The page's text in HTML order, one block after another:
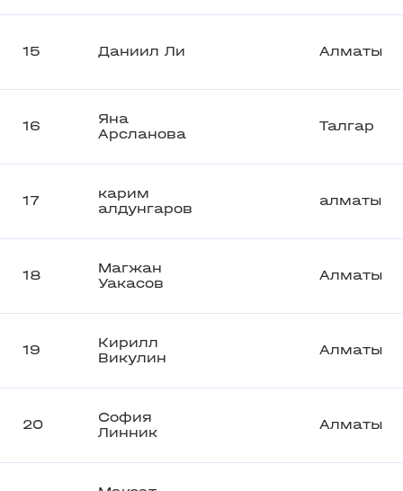
15 Даниил Ли Алматы
16
Яна
Арсланова
Талгар
17
карим
алдунгаров
алматы
18
Магжан
Уакасов
Алматы
19
Кирилл
Викулин
Алматы
20
София
Линник
Алматы